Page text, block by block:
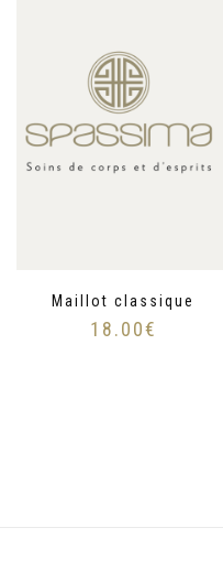
Maillot classique
18.00€